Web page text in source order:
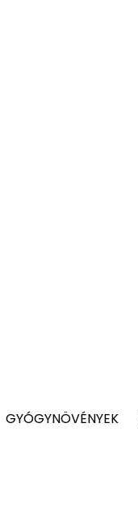
GYÓGYNÖVÉNYEK